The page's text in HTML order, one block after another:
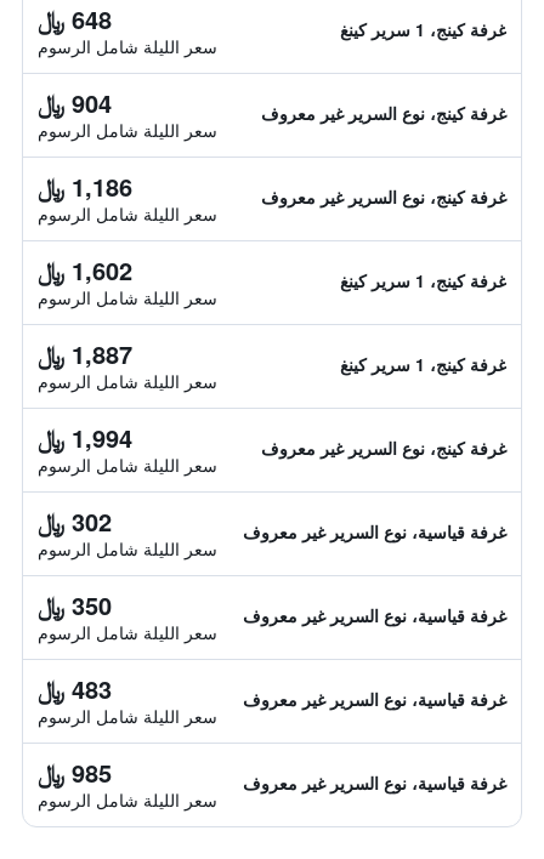
غرفة كينج، 1 سرير كينغ 648 ﷼
سعر الليلة شامل الرسوم
غرفة كينج، نوع السرير غير معروف 904 ﷼
سعر الليلة شامل الرسوم
غرفة كينج، نوع السرير غير معروف 1,186 ﷼
سعر الليلة شامل الرسوم
غرفة كينج، 1 سرير كينغ 1,602 ﷼
سعر الليلة شامل الرسوم
غرفة كينج، 1 سرير كينغ 1,887 ﷼
سعر الليلة شامل الرسوم
غرفة كينج، نوع السرير غير معروف 1,994 ﷼
سعر الليلة شامل الرسوم
غرفة قياسية، نوع السرير غير معروف 302 ﷼
سعر الليلة شامل الرسوم
غرفة قياسية، نوع السرير غير معروف 350 ﷼
سعر الليلة شامل الرسوم
غرفة قياسية، نوع السرير غير معروف 483 ﷼
سعر الليلة شامل الرسوم
غرفة قياسية، نوع السرير غير معروف 985 ﷼
سعر الليلة شامل الرسوم